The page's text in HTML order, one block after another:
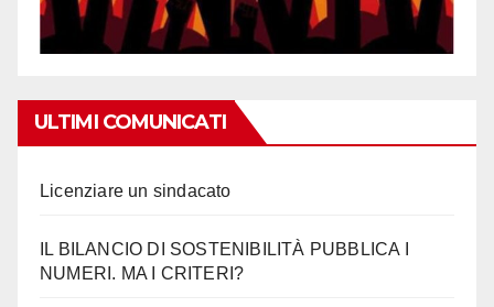
ULTIMI COMUNICATI
Licenziare un sindacato
IL BILANCIO DI SOSTENIBILITÀ PUBBLICA I
NUMERI. MA I CRITERI?